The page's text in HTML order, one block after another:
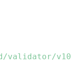
validator/v10"